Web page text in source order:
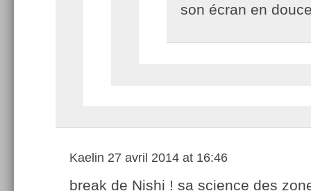
son écran en
Kaelin 27 avril 2014 at 16:46
break de Nishi ! sa science des